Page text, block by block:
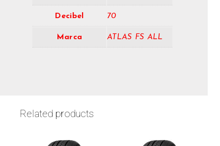
Decibel 70
Marca ATLAS FS ALL
Related products